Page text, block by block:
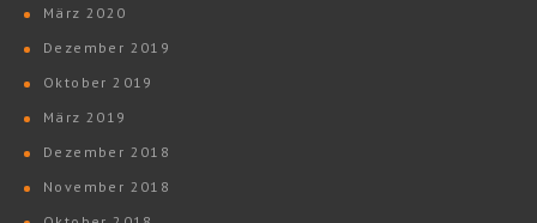
März 2020
Dezember 2019
Oktober 2019
März 2019
Dezember 2018
November 2018